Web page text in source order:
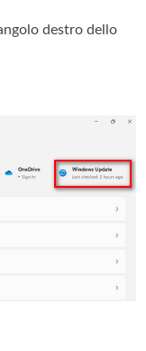
destro dello